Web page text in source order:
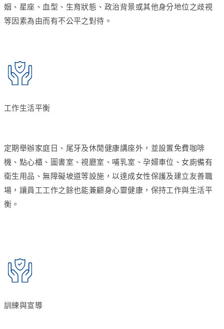
姻、星座、血型、生育狀態、政治背景或其他身分地位之歧視
等因素為由而有不公平之對待。
工作生活平衡
定期舉辦家庭日、尾牙及休閒健康講座外，並設置免費咖啡
機、點心櫃、圖書室、視廳室、哺乳室、孕婦車位、女廁備有
衛生用品、無障礙坡道等設施，以達成女性保護及建立友善職
場，讓員工工作之餘也能兼顧身心靈健康，保持工作與生活平
衡。
訓練與宣導